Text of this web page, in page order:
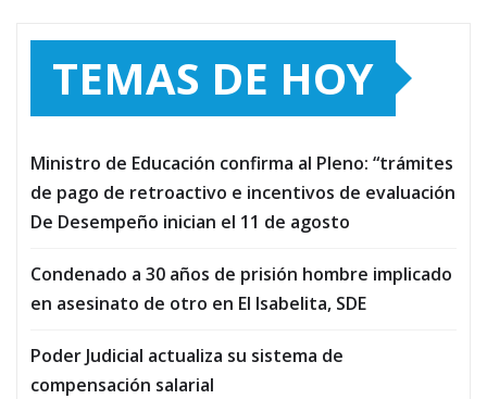
TEMAS DE HOY
Ministro de Educación confirma al Pleno: “trámites
de pago de retroactivo e incentivos de evaluación
De Desempeño inician el 11 de agosto
Condenado a 30 años de prisión hombre implicado
en asesinato de otro en El Isabelita, SDE
Poder Judicial actualiza su sistema de
compensación salarial